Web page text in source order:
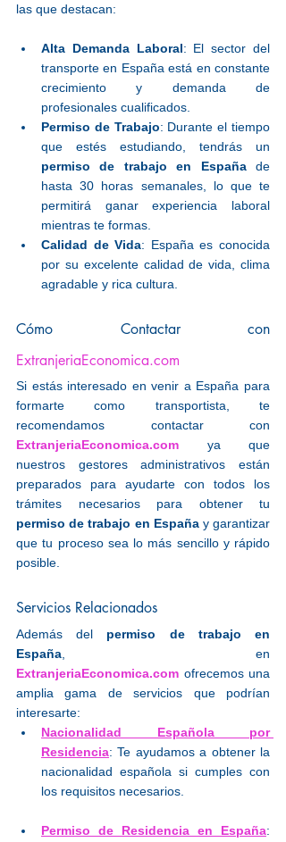
las que destacan:
Alta Demanda Laboral: El sector del
transporte en España está en constante
crecimiento y demanda de
profesionales cualificados.
Permiso de Trabajo: Durante el tiempo
permiso de trabajo en España de
hasta 30 horas semanales, lo que te
permitirá ganar experiencia laboral
mientras te formas.
Calidad de Vida: España es conocida
por su excelente calidad de vida, clima
agradable y rica cultura.
ExtranjeriaEconomica.com
Si estás interesado en venir a España para
formarte como transportista, te
ExtranjeriaEconomica.com ya que
nuestros gestores administrativos están
preparados para ayudarte con todos los
permiso de trabajo en España y garantizar
que tu proceso sea lo más sencillo y rápido
posible.
Servicios Relacionados
Además del permiso de trabajo en
España
ExtranjeriaEconomica.com ofrecemos una
amplia gama de servicios que podrían
interesarte:
Nacionalidad Española por
Residencia: Te ayudamos a obtener la
nacionalidad española si cumples con
los requisitos necesarios.
Permiso de Residencia en España: